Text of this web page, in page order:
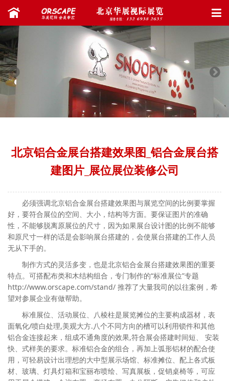
北京铝合金展台搭建效果图_铝合金展台搭
建图片_展位展位装修公司
必须强调北京铝合金展台搭建效果图与展览空间的比例要掌握
好，要符合展位的空间、大小，结构等方面。要保证图片的准确
性，不能够脱离原展位的尺寸，因为如果展台设计图的比例不能够
和原尺寸一样的话是会影响展台搭建的，会使展台搭建的工作人员
无从下手的。
制作方式的灵活多变，也是北京铝合金展台搭建效果图的重要
特点。可搭配布类和木结构组合，专门制作的“标准展位”专题
http://www.orscape.com/stand/ 推荐了大量我司的以往案例，希
望对参展企业有做帮助。
标准展位、活动展位、八棱柱是展览摊位的主要构成器材，表
面氧化/喷白处理,美观大方.八个不同方向的槽可以利用锁件和其他
铝合金连接起来，组成不通角度的效果,符合展会搭建时间短、 安装
快、式样美的要求。标准铝合金的组合，再加上弧形铝材的配合使
用，可轻易设计出理想的大中型展示场馆、标准摊位、配上各式板
材、玻璃、灯具灯箱和宝丽布喷绘、写真展板，促销桌椅等，可应